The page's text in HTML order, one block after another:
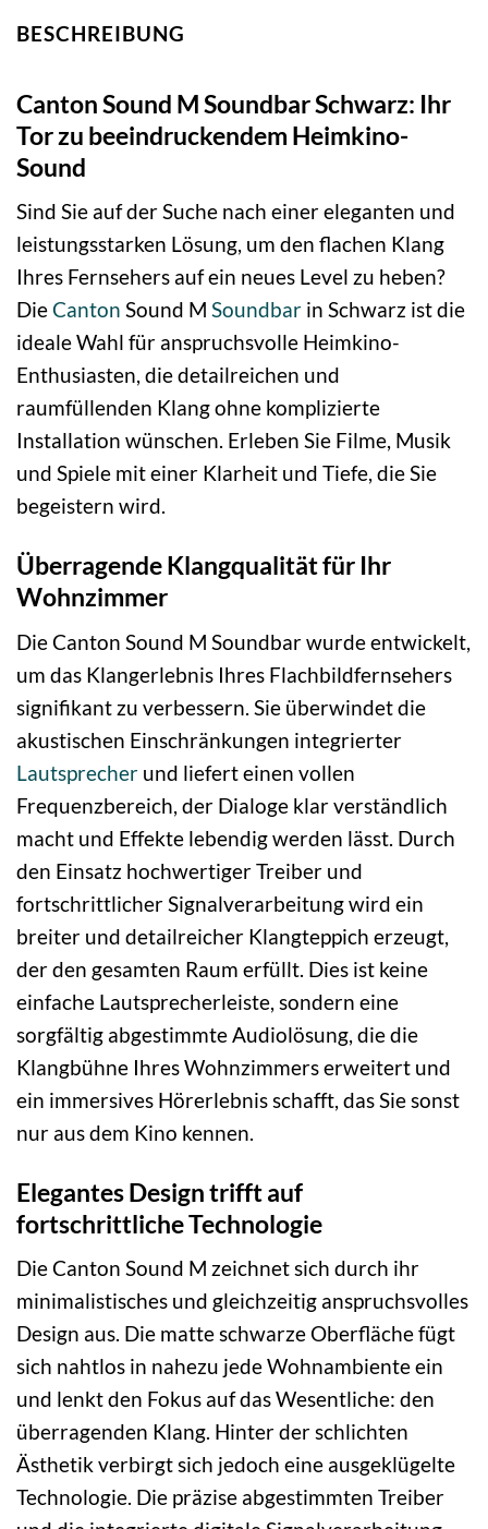
BESCHREIBUNG
Canton Sound M Soundbar Schwarz: Ihr
Tor zu beeindruckendem Heimkino-
Sound
Sind Sie auf der Suche nach einer eleganten und
leistungsstarken Lösung, um den flachen Klang
Ihres Fernsehers auf ein neues Level zu heben?
DieCanton Sound M Soundbar in Schwarz ist die
ideale Wahl für anspruchsvolle Heimkino-
Enthusiasten, die detailreichen und
raumfüllenden Klang ohne komplizierte
Installation wünschen. Erleben Sie Filme, Musik
und Spiele mit einer Klarheit und Tiefe, die Sie
begeistern wird.
Überragende Klangqualität für Ihr
Wohnzimmer
Die Canton Sound M Soundbar wurde entwickelt,
um das Klangerlebnis Ihres Flachbildfernsehers
signifikant zu verbessern. Sie überwindet die
akustischen Einschränkungen integrierter
Lautsprecher und liefert einen vollen
Frequenzbereich, der Dialoge klar verständlich
macht und Effekte lebendig werden lässt. Durch
den Einsatz hochwertiger Treiber und
fortschrittlicher Signalverarbeitung wird ein
breiter und detailreicher Klangteppich erzeugt,
der den gesamten Raum erfüllt. Dies ist keine
einfache Lautsprecherleiste, sondern eine
sorgfältig abgestimmte Audiolösung, die die
Klangbühne Ihres Wohnzimmers erweitert und
ein immersives Hörerlebnis schafft, das Sie sonst
nur aus dem Kino kennen.
Elegantes Design trifft auf
fortschrittliche Technologie
Die Canton Sound M zeichnet sich durch ihr
minimalistisches und gleichzeitig anspruchsvolles
Design aus. Die matte schwarze Oberfläche fügt
sich nahtlos in nahezu jede Wohnambiente ein
und lenkt den Fokus auf das Wesentliche: den
überragenden Klang. Hinter der schlichten
Ästhetik verbirgt sich jedoch eine ausgeklügelte
Technologie. Die präzise abgestimmten Treiber